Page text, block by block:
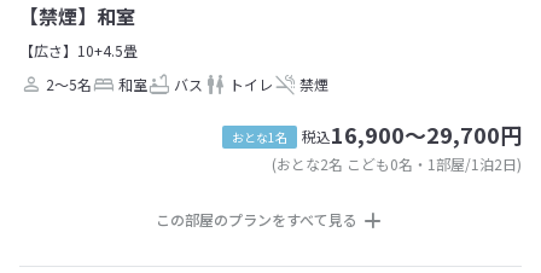
【禁煙】和室
【広さ】10+4.5畳
2～5名
和室 バス トイレ 禁煙
おとな1名 税込16,900～29,700円
(おとな2名 こども0名・1部屋/1泊2日)
この部屋のプランをすべて見る